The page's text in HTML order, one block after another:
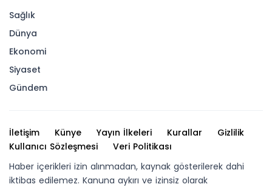
Sağlık
Dünya
Ekonomi
Siyaset
Gündem
İletişim Künye Yayın İlkeleri Kurallar
Gizlilik
Kullanıcı Sözleşmesi
Veri Politikası
Haber içerikleri izin alınmadan, kaynak gösterilerek dahi
iktibas edilemez. Kanuna aykırı ve izinsiz olarak